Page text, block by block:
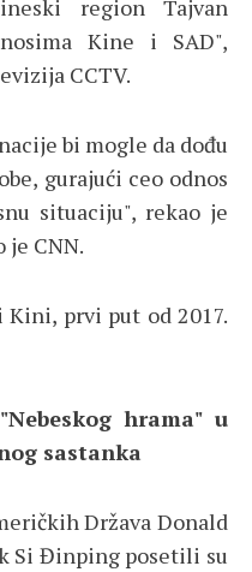
region Tajvan
Kine i SAD",
CCTV.
bi mogle da dođu
gurajući ceo odnos
situaciju", rekao je
CNN.
prvi put od 2017.
hrama" u
sastanka
Država Donald
Si Đinping posetili su